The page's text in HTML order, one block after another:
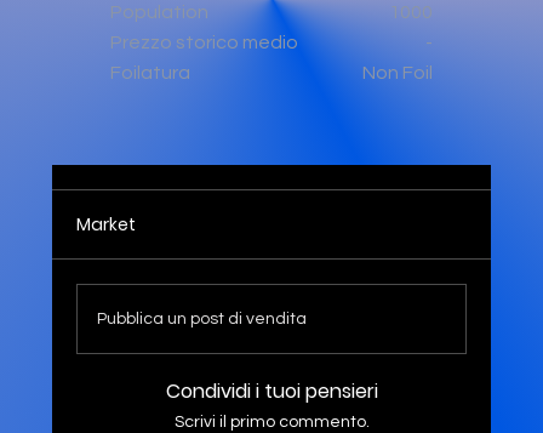
Population
Prezzo storico medio
Foilatura
1000
-
Non Foil
Market
Pubblica un post di vendita
Condividi i tuoi pensieri
Scrivi il primo commento.